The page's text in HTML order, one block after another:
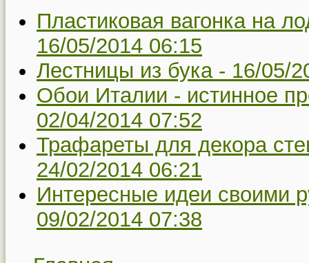
Пластиковая вагонка на
16/05/2014 06:15
Лестницы из бука - 16/05/
Обои Италии - истинное
02/04/2014 07:52
Трафареты для декора
24/02/2014 06:21
Интересные идеи своими
09/02/2014 07:38